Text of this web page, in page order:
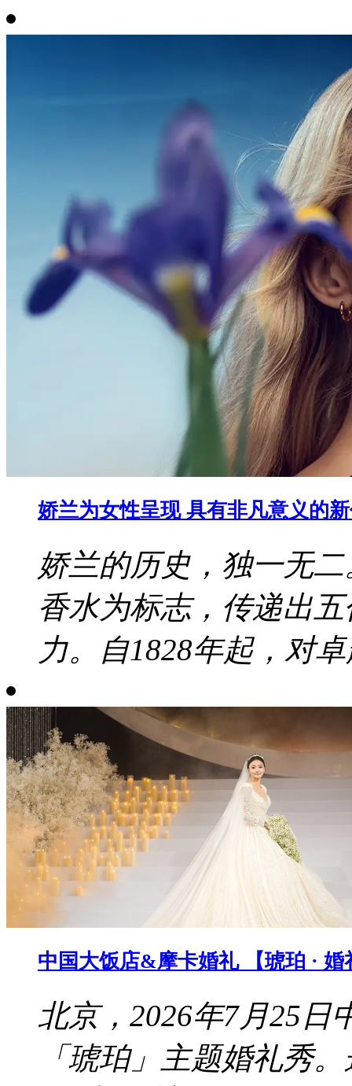
娇兰为女性呈现 具有非凡意义的
娇兰的历史，独一无
香水为标志，传递出
力。自1828年起，对
中国大饭店&摩卡婚礼 【琥珀 ·
北京，2026年7月25日
「琥珀」主题婚礼秀